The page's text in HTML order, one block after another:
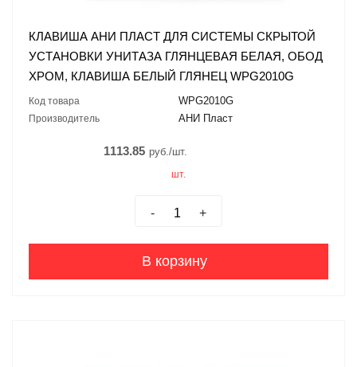
КЛАВИША АНИ ПЛАСТ ДЛЯ СИСТЕМЫ СКРЫТОЙ
УСТАНОВКИ УНИТАЗА ГЛЯНЦЕВАЯ БЕЛАЯ, ОБОД
ХРОМ, КЛАВИША БЕЛЫЙ ГЛЯНЕЦ WPG2010G
Код товара WPG2010G
Производитель АНИ Пласт
1113.85 руб./шт.
шт.
- +
В корзину